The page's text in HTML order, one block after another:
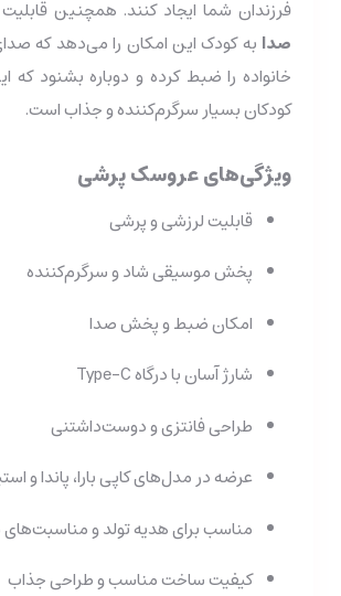
فرزندان شما ایجاد کنند. همچنین قابلیت
صدا به کودک این امکان را می‌دهد که
خانواده را ضبط کرده و دوباره بشنود که
کودکان بسیار سرگرم‌کننده و جذاب است.
ویژگی‌های عروسک پرشی
قابلیت لرزشی و پرشی
پخش موسیقی شاد و سرگرم‌کننده
امکان ضبط و پخش صدا
شارژ آسان با درگاه Type-C
طراحی فانتزی و دوست‌داشتنی
عرضه در مدل‌های کاپی بارا، پاندا و
مناسب برای هدیه تولد و
کیفیت ساخت مناسب و طراحی جذاب